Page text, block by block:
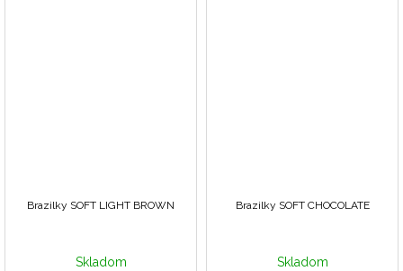
Brazilky SOFT LIGHT BROWN
Skladom
Brazilky SOFT CHOCOLATE
Skladom